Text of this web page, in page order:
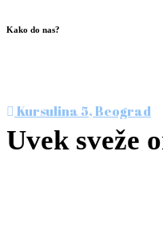
Kako do nas?
Kursulina 5, Beograd
Uvek sveže